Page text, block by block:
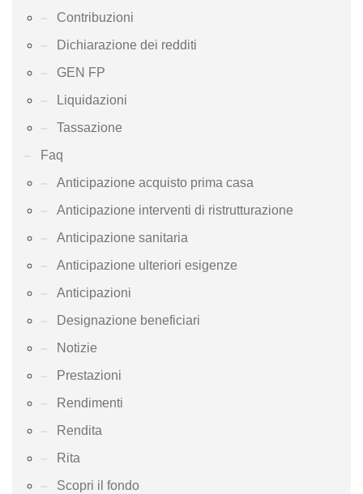
Contribuzioni
Dichiarazione dei redditi
GEN FP
Liquidazioni
Tassazione
Faq
Anticipazione acquisto prima casa
Anticipazione interventi di ristrutturazione
Anticipazione sanitaria
Anticipazione ulteriori esigenze
Anticipazioni
Designazione beneficiari
Notizie
Prestazioni
Rendimenti
Rendita
Rita
Scopri il fondo